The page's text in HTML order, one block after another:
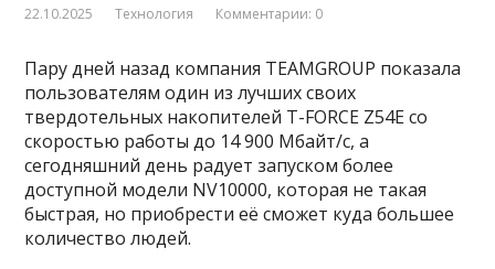
22.10.2025 Технология Комментарии: 0
Пару дней назад компания TEAMGROUP показала
пользователям один из лучших своих
твердотельных накопителей T-FORCE Z54E со
скоростью работы до 14 900 Мбайт/с, а
сегодняшний день радует запуском более
доступной модели NV10000, которая не такая
быстрая, но приобрести её сможет куда большее
количество людей.